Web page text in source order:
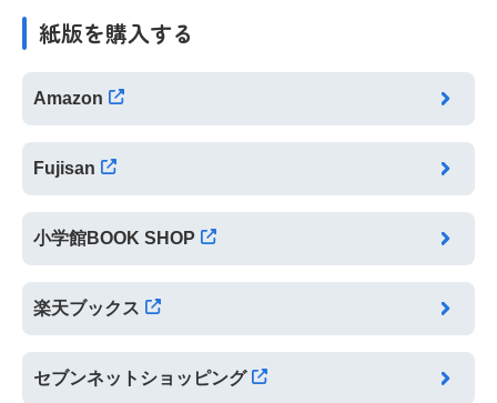
紙版を購入する
Amazon
Fujisan
小学館BOOK SHOP
楽天ブックス
セブンネットショッピング